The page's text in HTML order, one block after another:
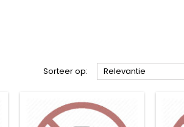
Sorteer op: Relevantie